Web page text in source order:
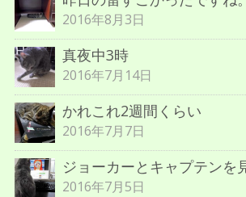
2016年8月3日
真夜中3時
2016年7月14日
かれこれ2週間くらい
2016年7月7日
ジョーカーとキャプテンを
2016年7月5日